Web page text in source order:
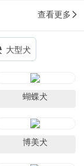
查看更多
大型犬
蝴蝶犬
博美犬